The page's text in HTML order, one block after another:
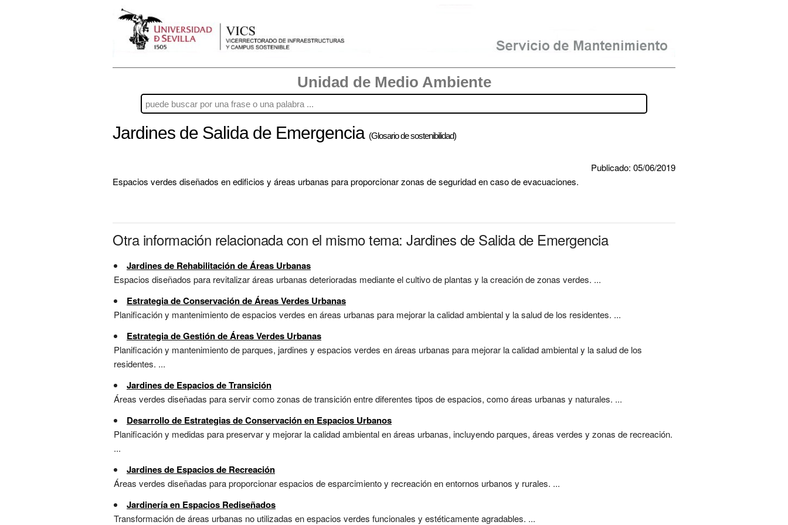
Unidad de Medio Ambiente
Jardines de Salida de Emergencia (Glosario de sostenibilidad)
Publicado: 05/06/2019
Espacios verdes diseñados en edificios y áreas urbanas para proporcionar zonas de seguridad en caso de evacuaciones.
Otra información relacionada con el mismo tema: Jardines de Salida de Emergencia
Jardines de Rehabilitación de Áreas Urbanas
Espacios diseñados para revitalizar áreas urbanas deterioradas mediante el cultivo de plantas y la creación de zonas verdes. ...
Estrategia de Conservación de Áreas Verdes Urbanas
Planificación y mantenimiento de espacios verdes en áreas urbanas para mejorar la calidad ambiental y la salud de los residentes. ...
Estrategia de Gestión de Áreas Verdes Urbanas
Planificación y mantenimiento de parques, jardines y espacios verdes en áreas urbanas para mejorar la calidad ambiental y la salud de los
residentes. ...
Jardines de Espacios de Transición
Áreas verdes diseñadas para servir como zonas de transición entre diferentes tipos de espacios, como áreas urbanas y naturales. ...
Desarrollo de Estrategias de Conservación en Espacios Urbanos
Planificación y medidas para preservar y mejorar la calidad ambiental en áreas urbanas, incluyendo parques, áreas verdes y zonas de recreación.
...
Jardines de Espacios de Recreación
Áreas verdes diseñadas para proporcionar espacios de esparcimiento y recreación en entornos urbanos y rurales. ...
Jardinería en Espacios Rediseñados
Transformación de áreas urbanas no utilizadas en espacios verdes funcionales y estéticamente agradables. ...